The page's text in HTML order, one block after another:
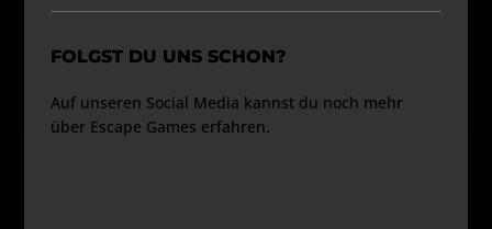
FOLGST DU UNS SCHON?
Auf unseren Social Media kannst du noch mehr
über Escape Games erfahren.